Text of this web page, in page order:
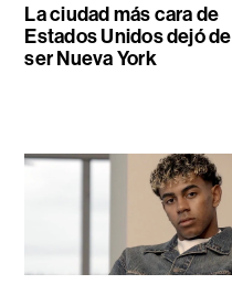
La ciudad más cara de
Estados Unidos dejó de
ser Nueva York